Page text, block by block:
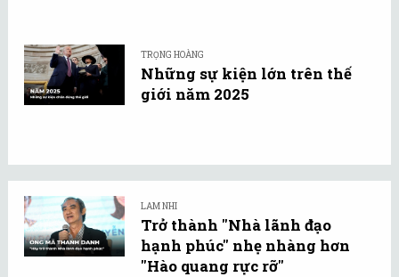
TRỌNG HOÀNG
Những sự kiện lớn trên thế
giới năm 2025
LAM NHI
Trở thành "Nhà lãnh đạo
hạnh phúc" nhẹ nhàng hơn
"Hào quang rực rỡ"